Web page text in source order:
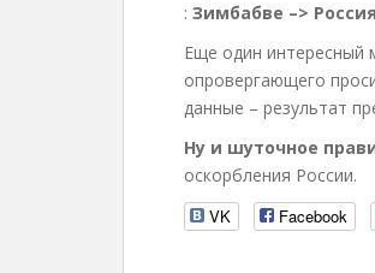
: Зимбабве –>
Еще один интересный
опровергающего
данные – результат
Ну и шуточное
оскорбления России.
VK
Facebook